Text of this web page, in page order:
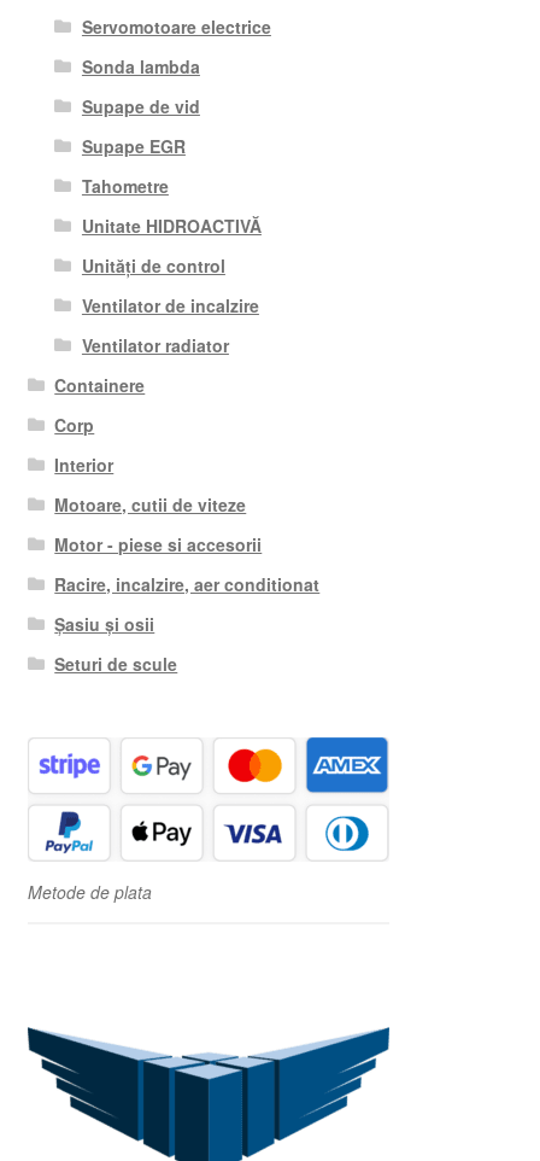
Servomotoare electrice
Sonda lambda
Supape de vid
Supape EGR
Tahometre
Unitate HIDROACTIVĂ
Unități de control
Ventilator de incalzire
Ventilator radiator
Containere
Corp
Interior
Motoare, cutii de viteze
Motor - piese si accesorii
Racire, incalzire, aer conditionat
Șasiu și osii
Seturi de scule
Metode de plata